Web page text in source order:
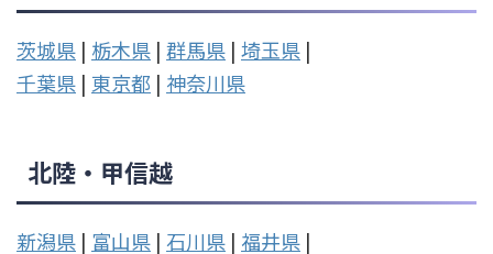
茨城県 | 栃木県 | 群馬県 | 埼玉県 |
千葉県 | 東京都 | 神奈川県
北陸・甲信越
新潟県 | 富山県 | 石川県 | 福井県 |